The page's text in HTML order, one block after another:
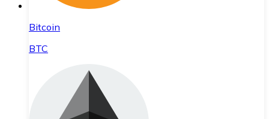
Bitcoin
BTC